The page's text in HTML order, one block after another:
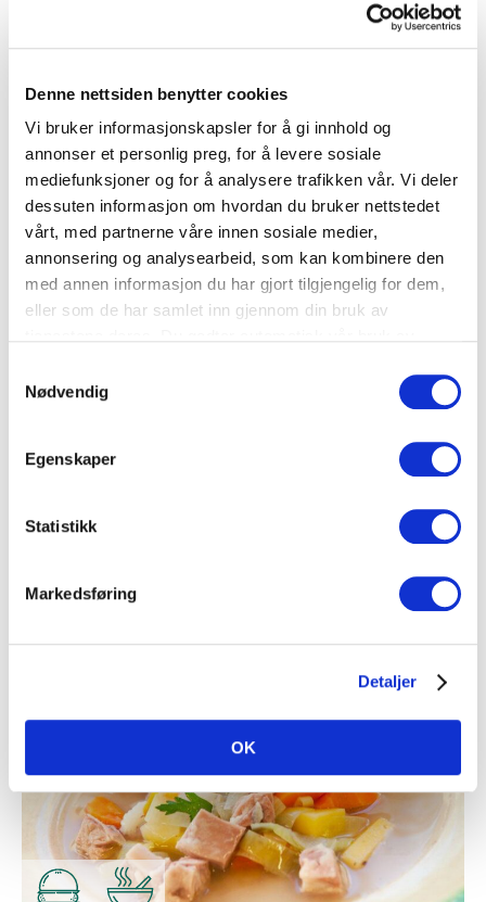
Denne nettsiden benytter cookies
Vi bruker informasjonskapsler for å gi innhold og
annonser et personlig preg, for å levere sosiale
mediefunksjoner og for å analysere trafikken vår. Vi deler
dessuten informasjon om hvordan du bruker nettstedet
vårt, med partnerne våre innen sosiale medier,
annonsering og analysearbeid, som kan kombinere den
med annen informasjon du har gjort tilgjengelig for dem,
eller som de har samlet inn gjennom din bruk av
Nødvendig
Egenskaper
Statistikk
Markedsføring
Detaljer
OK
Småretter
Kalde ribbesmørbrød
Julemat
Fjærkre,Lefser